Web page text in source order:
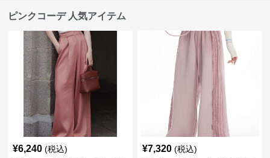
ピンクコーデ 人気アイテム
¥6,240 (税込) ¥7,320 (税込)